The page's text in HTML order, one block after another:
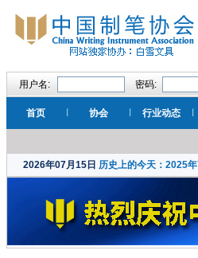
用户名: 密码:
首页 协会 行业动态
2026年07月15日 历史上的今天：2025